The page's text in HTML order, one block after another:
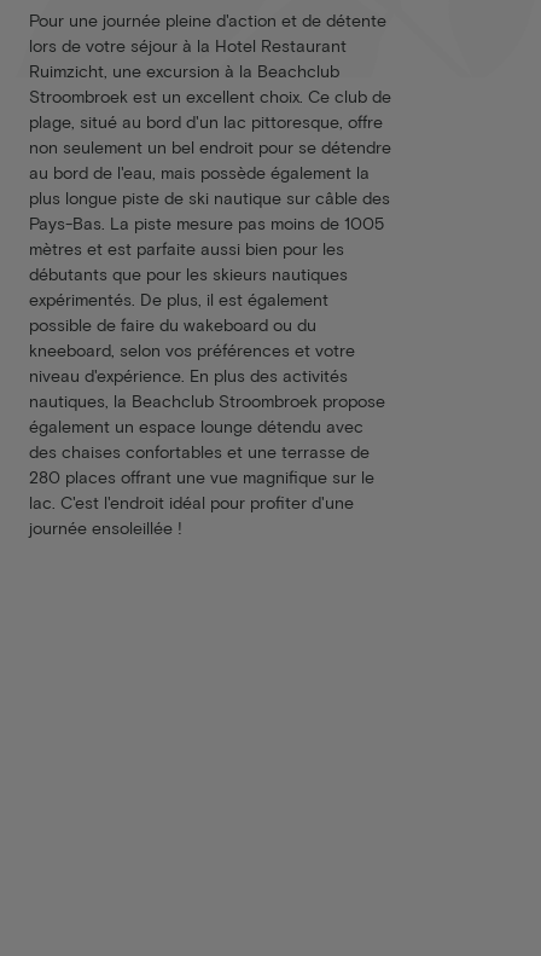
Pour une journée pleine d'action et de détente
lors de votre séjour à la Hotel Restaurant
Ruimzicht, une excursion à la Beachclub
Stroombroek est un excellent choix. Ce club de
plage, situé au bord d'un lac pittoresque, offre
non seulement un bel endroit pour se détendre
au bord de l'eau, mais possède également la
plus longue piste de ski nautique sur câble des
Pays-Bas. La piste mesure pas moins de 1005
mètres et est parfaite aussi bien pour les
débutants que pour les skieurs nautiques
expérimentés. De plus, il est également
possible de faire du wakeboard ou du
kneeboard, selon vos préférences et votre
niveau d'expérience. En plus des activités
nautiques, la Beachclub Stroombroek propose
également un espace lounge détendu avec
des chaises confortables et une terrasse de
280 places offrant une vue magnifique sur le
lac. C'est l'endroit idéal pour profiter d'une
journée ensoleillée !